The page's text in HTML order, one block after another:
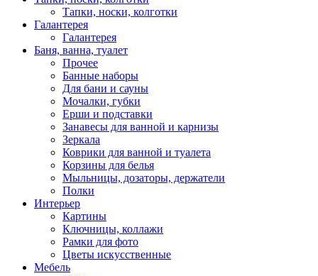
Тапки, носки, колготки
Галантерея
Галантерея
Баня, ванна, туалет
Прочее
Банные наборы
Для бани и сауны
Мочалки, губки
Ерши и подставки
Занавесы для ванной и карнизы
Зеркала
Коврики для ванной и туалета
Корзины для белья
Мыльницы, дозаторы, держатели
Полки
Интерьер
Картины
Ключницы, коллажи
Рамки для фото
Цветы искусственные
Мебель